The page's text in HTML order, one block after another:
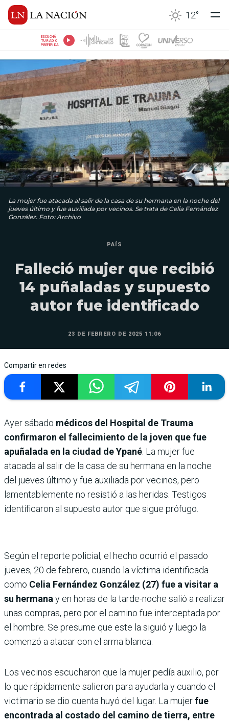
12°
ESCUCHÁ
TU RADIO
PREFERIDA
La mujer fue atacada al salir de la casa de su hermana en la noche del
jueves último y fue auxiliada por vecinos. Se trata de Celia Fernández
González. Foto: Archivo
PAÍS
Falleció mujer que recibió
14 puñaladas y supuesto
autor fue identificado
23 DE FEBRERO DE 2025 11:06
Compartir en redes
Ayer sábado médicos del Hospital de Trauma
confirmaron el fallecimiento de la joven que fue
apuñalada en la ciudad de Ypané . La mujer fue
atacada al salir de la casa de su hermana en la noche
del jueves último y fue auxiliada por vecinos, pero
lamentablemente no resistió a las heridas. Testigos
identificaron al supuesto autor que sigue prófugo.
Según el reporte policial, el hecho ocurrió el pasado
jueves, 20 de febrero, cuando la víctima identificada
como Celia Fernández González (27) fue a visitar a
su hermana y en horas de la tarde-noche salió a realizar
unas compras, pero por el camino fue interceptada por
el hombre. Se presume que este la siguió y luego la
comenzó a atacar con el arma blanca.
Los vecinos escucharon que la mujer pedía auxilio, por
lo que rápidamente salieron para ayudarla y cuando el
victimario se dio cuenta huyó del lugar. La mujerfue
encontrada al costado del camino de tierra, entre